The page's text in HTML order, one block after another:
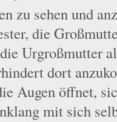
zu sehen und
die
Urgroßmutter
dort
Augen öffnet,
mit sich